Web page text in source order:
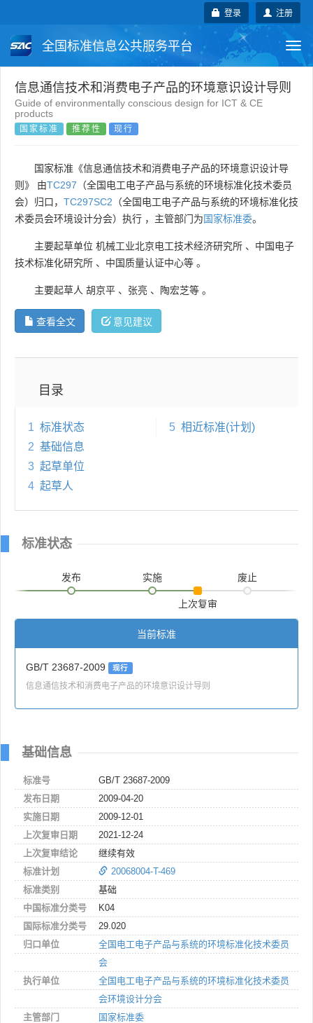
注册
登录
全国标准信息公共服务平台
国家标准 行业标准 地方标准
团体标准
信息通信技术和消费电子产品的环境意识设计导则
Guide of environmentally conscious design for ICT & CE
products
国家标准 推荐性 现行
国家标准《信息通信技术和消费电子产品的环境意识设计导
则》 由TC297 （全国电工电子产品与系统的环境标准化技术委员
会）归口， TC297SC2 （全国电工电子产品与系统的环境标准化技
术委员会环境设计分会）执行 ，主管部门为国家标准委。
主要起草单位 机械工业北京电工技术经济研究所 、 中国电子
技术标准化研究所 、 中国质量认证中心等 。
主要起草人 胡京平 、 张亮 、 陶宏芝等 。
查看全文 意见建议
目录
1 标准状态
2 基础信息
3 起草单位
4 起草人
5 相近标准(计划)
标准状态
发布 实施
上次复审
废止
当前标准
GB/T 23687-2009 现行
信息通信技术和消费电子产品的环境意识设计导则
基础信息
标准号
GB/T 23687-2009
发布日期
2009-04-20
实施日期
2009-12-01
上次复审日期
2021-12-24
上次复审结论
继续有效
标准计划
20068004-T-469
标准类别
基础
中国标准分类号
K04
国际标准分类号
29.020
归口单位
全国电工电子产品与系统的环境标准化技术委员
会
执行单位
全国电工电子产品与系统的环境标准化技术委员
会环境设计分会
主管部门
国家标准委